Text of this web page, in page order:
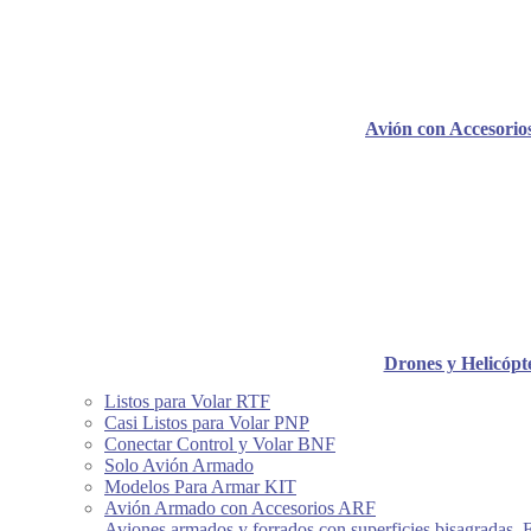
Avión con
Drones y
Listos para Volar RTF
Casi Listos para Volar PNP
Conectar Control y Volar BNF
Solo Avión Armado
Modelos Para Armar KIT
Avión Armado con Accesorios ARF